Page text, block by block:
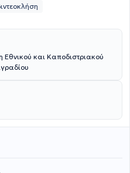
Εθνικού και Καποδιστριακού